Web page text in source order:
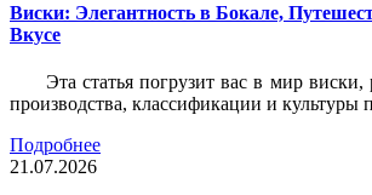
Виски: Элегантность в Бокале,
Вкусе
Эта статья погрузит вас в мир виски,
производства, классификации и культуры
Подробнее
21.07.2026